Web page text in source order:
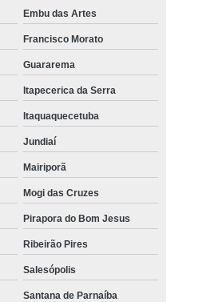
Jardim Ângela
barba Itapevi
capilar Jandira
preço Cachoeirinha
Mogi das Cruzes
valor Brooklin
de barba República
valor Guarulhos
Embu das Artes
Francisco Morato
Guararema
Itapecerica da Serra
Itaquaquecetuba
Jundiaí
Mairiporã
Mogi das Cruzes
Pirapora do Bom Jesus
Ribeirão Pires
Salesópolis
Santana de Parnaíba